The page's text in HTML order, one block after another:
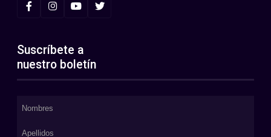
Suscríbete a
nuestro boletín